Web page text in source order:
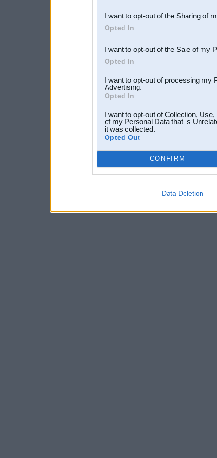
Downstream Participants
third parties.
I want to opt-out of the Sharing of
Opted In
I want to opt-out of the Sale of my
Opted In
I want to opt-out of processing my
Advertising.
Opted In
I want to opt-out of Collection,
of my Personal Data that Is
it was collected.
Opted Out
CONFIRM
Data Deletion